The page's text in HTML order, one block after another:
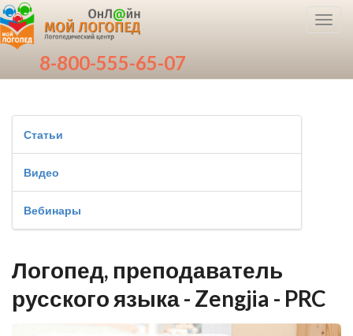
8-800-555-65-07
Статьи
Видео
Вебинары
Логопед, преподаватель
русского языка - Zengjia - PRC